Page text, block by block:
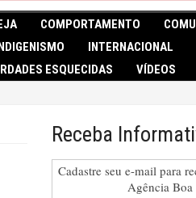
COMPORTAMENTO
INTERNACIONAL
ESQUECIDAS VÍDEOS
Receba
Cadastre seu e-mail para
Agência Boa